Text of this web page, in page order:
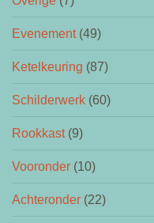
Evenement(49)
Ketelkeuring (87)
Schilderwerk (60)
Rookkast(9)
Vooronder (10)
Achteronder (22)